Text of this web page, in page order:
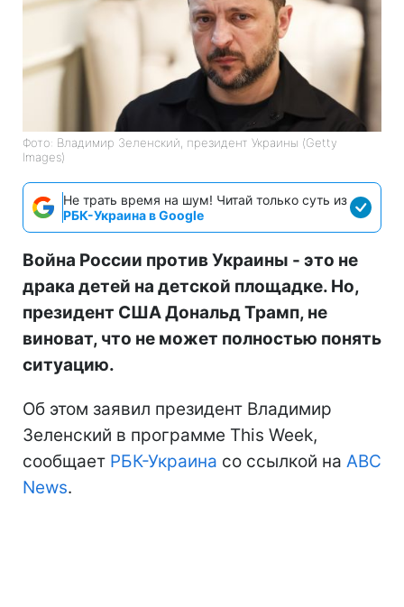
Фото: Владимир Зеленский, президент Украины (Getty
Images)
Не трать время на шум! Читай только суть из
РБК-Украина в Google
Война России против Украины - это не
драка детей на детской площадке. Но,
президент США Дональд Трамп, не
виноват, что не может полностью понять
ситуацию.
Об этом заявил президент Владимир
Зеленский в программе This Week,
сообщает РБК-Украина со ссылкой на ABC
News.